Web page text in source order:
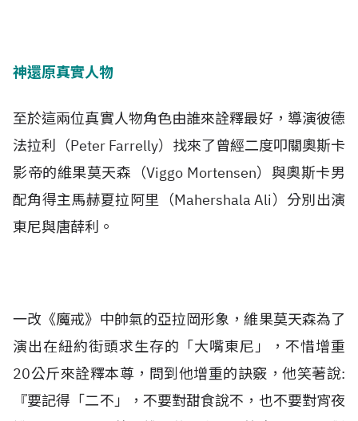
神還原真實人物
至於這兩位真實人物角色由誰來詮釋最好，導演彼德
法拉利（Peter Farrelly）找來了曾經二度叩關奧斯卡
影帝的維果莫天森（Viggo Mortensen）與奧斯卡男
配角得主馬赫夏拉阿里（Mahershala Ali）分別出演
東尼與唐薛利。
一改《魔戒》中帥氣的亞拉岡形象，維果莫天森為了
演出在紐約街頭求生存的「大嘴東尼」，不惜增重
20公斤來詮釋本尊，問到他增重的訣竅，他笑著說:
『要記得「二不」，不要對甜食說不，也不要對宵夜